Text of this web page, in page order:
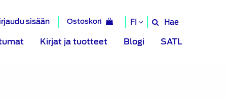
sisään Ostoskori FI
Hae
Hae
Kirjat ja tuotteet Blogi SATL